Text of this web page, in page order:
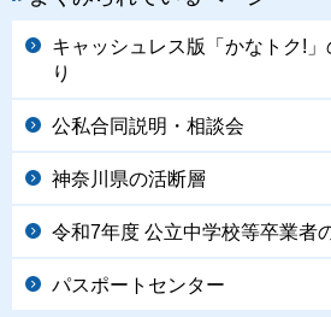
キャッシュレス版「かなトク!
り
公私合同説明・相談会
神奈川県の活断層
令和7年度 公立中学校等卒業者
パスポートセンター